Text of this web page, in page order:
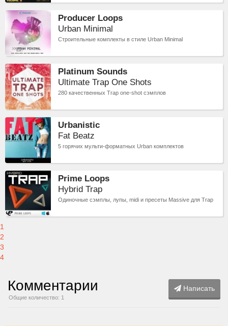
Producer Loops
Urban Minimal
Cтроительные комплекты в стиле Urban Minimal
Platinum Sounds
Ultimate Trap One Shots
280 качественных Trap one-shot сэмплов
Urbanistic
Fat Beatz
5 горячих мульти-форматных Urban комплектов
Prime Loops
Hybrid Trap
Одиночные сэмплы, лупы, midi и пресеты Massive для Trap
1
2
3
4
Комментарии
Общие количество: 1
Написать